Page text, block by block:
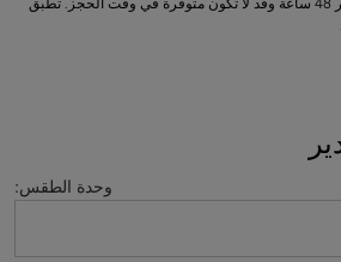
*الأسعار الظاهرة تم جمعها بآخر 48 ساعة وقد لا تكون متوفرة في وقت الحجز. تطبق
وحدة الطقس: